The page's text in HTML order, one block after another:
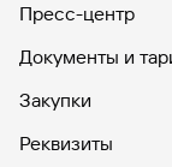
Пресс-центр
Документы и
Закупки
Реквизиты